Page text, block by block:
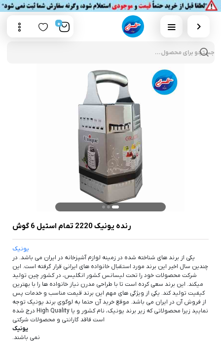
0
رنده یونیک 2220 تمام استیل 6 گوش
یونیک
یکی از برند های شناخته شده در زمینه لوازم آشپزخانه در ایران می باشد. در
چندین سال اخیر این برند مورد استقبال خانواده های ایرانی قرار گرفته است. این
شرکت محصولات خود را تحت لیسانس کشور انگلیس، در کشور چین تولید
میکند. این برند سعی کرده است تا با طراحی مدرن نیاز خانواده ها را با بهترین
کیفیت تولید کند. یکی از ویژگی های مهم این برند قیمت مناسب و خدمات پس
از فروش آن در ایران می باشد. موقع خرید آن حتما به لوگوی برند یونیک توجه
نمایید زیرا محصولاتی که زیر برند یونیک، نام کشور و یا High Quality درج شده
است فاقد گارانتی و محصولات شرکتی
یونیک
نمی باشند.